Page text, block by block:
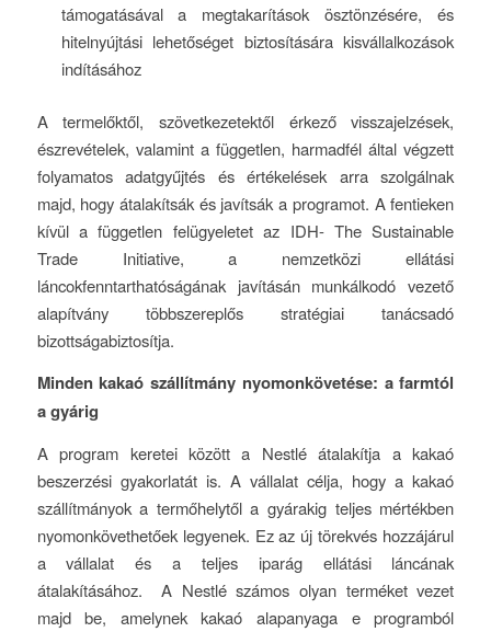
támogatásával a megtakarítások ösztönzésére, és
hitelnyújtási lehetőséget biztosítására kisvállalkozások
indításához
A termelőktől, szövetkezetektől érkező visszajelzések,
észrevételek, valamint a független, harmadfél által végzett
folyamatos adatgyűjtés és értékelések arra szolgálnak
majd, hogy átalakítsák és javítsák a programot. A fentieken
kívül a független felügyeletet az IDH- The Sustainable
Trade Initiative, a nemzetközi ellátási
láncokfenntarthatóságának javításán munkálkodó vezető
alapítvány többszereplős stratégiai tanácsadó
bizottságabiztosítja.
Minden kakaó szállítmány nyomonkövetése: a farmtól
a gyárig
A program keretei között a Nestlé átalakítja a kakaó
beszerzési gyakorlatát is. A vállalat célja, hogy a kakaó
szállítmányok a termőhelytől a gyárakig teljes mértékben
nyomonkövethetőek legyenek. Ez az új törekvés hozzájárul
a vállalat és a teljes iparág ellátási láncának
átalakításához. A Nestlé számos olyan terméket vezet
majd be, amelynek kakaó alapanyaga e programból